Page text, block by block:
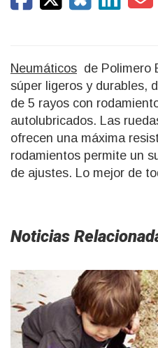
Neumáticos de Polimero
súper ligeros y durables,
de 5 rayos con
autolubricados. Las
ofrecen una máxima
rodamientos permite un
de ajustes. Lo mejor de
Noticias